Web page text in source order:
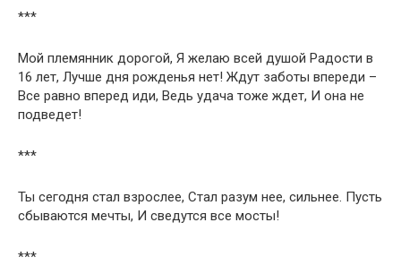
***
Мой племянник дорогой, Я желаю всей душой Радости в
16 лет, Лучше дня рожденья нет! Ждут заботы впереди –
Все равно вперед иди, Ведь удача тоже ждет, И она не
подведет!
***
Ты сегодня стал взрослее, Стал разум нее, сильнее. Пусть
сбываются мечты, И сведутся все мосты!
***